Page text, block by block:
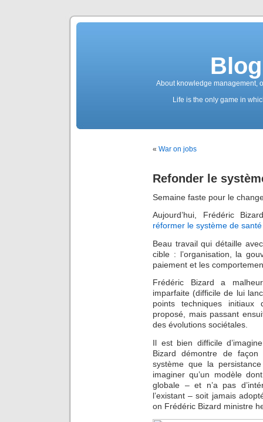
About knowledge management,
Life is the only game in
« War on jobs
Refonder le
Semaine faste pour le
Aujourd’hui, Frédéric
réformer le système de
Beau travail qui détaille
cible : l’organisation, la
paiement et les
Frédéric Bizard a
imparfaite (difficile de lui
points techniques
proposé, mais passant
des évolutions sociétales.
Il est bien difficile
Bizard démontre de
système que la
imaginer qu’un modèle
globale – et n’a pas
l’existant – soit jamais
on Frédéric Bizard ministre